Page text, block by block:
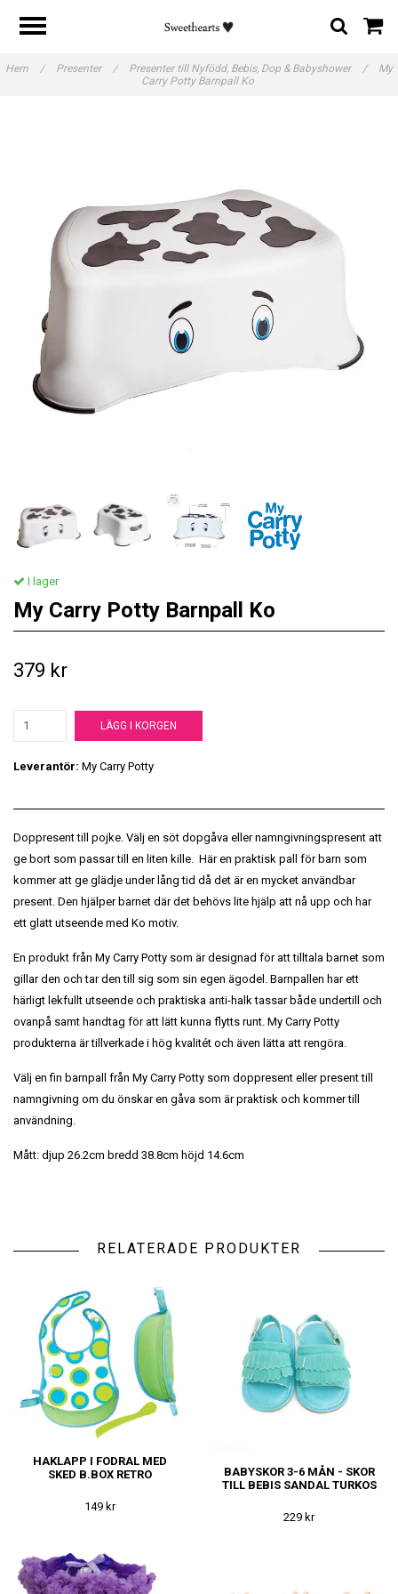
Hem / Presenter / Presenter till Nyfödd, Bebis, Dop & Babyshower /
My
Carry Potty Barnpall Ko
I lager
My Carry Potty Barnpall Ko
379 kr
LÄGG I KORGEN
Leverantör: My Carry Potty
Doppresent till pojke. Välj en söt dopgåva eller namngivningspresent att
ge bort som passar till en liten kille. Här en praktisk pall för barn som
kommer att ge glädje under lång tid då det är en mycket användbar
present. Den hjälper barnet där det behövs lite hjälp att nå upp och har
ett glatt utseende med Ko motiv.
En produkt från My Carry Potty som är designad för att tilltala barnet som
gillar den och tar den till sig som sin egen ägodel. Barnpallen har ett
härligt lekfullt utseende och praktiska anti-halk tassar både undertill och
ovanpå samt handtag för att lätt kunna flytts runt. My Carry Potty
produkterna är tillverkade i hög kvalitét och även lätta att rengöra.
Välj en fin barnpall från My Carry Potty som doppresent eller present till
namngivning om du önskar en gåva som är praktisk och kommer till
användning.
Mått: djup‎ 26.2cm bredd 38.8cm höjd 14.6cm
RELATERADE PRODUKTER
HAKLAPP I FODRAL MED
SKED B.BOX RETRO
149 kr
BABYSKOR 3-6 MÅN - SKOR
TILL BEBIS SANDAL TURKOS
229 kr